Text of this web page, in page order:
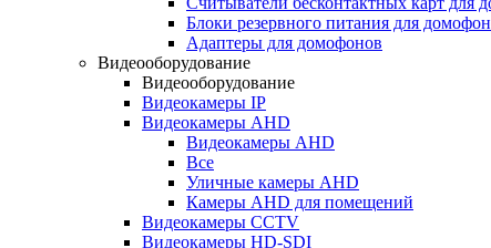
Блоки резервного питания для
Адаптеры для домофонов
Видеооборудование
Видеооборудование
Видеокамеры IP
Видеокамеры AHD
Видеокамеры AHD
Все
Уличные камеры AHD
Камеры AHD для помещений
Видеокамеры CCTV
Видеокамеры HD-SDI